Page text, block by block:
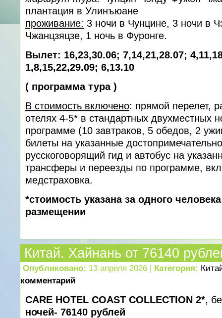
плантация в Улинъюане
проживание: 3 ночи в Чунцине, 3 ночи в
Чжанцзяцзе, 1 ночь в Фуронге.
Вылет: 16,23,30.06; 7,14,21,28.07;
1,8,15,22,29.09; 6,13.10
( программа тура)
В стоимость включено: прямой перелет,
отелях 4-5* в стандартных двухместных
программе (10 завтраков, 5 обедов, 2
билеты на указанные
русскоговорящий гид и автобус на
трансферы и переезды по программе,
медстраховка.
*стоимость указана за одного
размещении
Китай. Хайнань от 76140
Опубликовано: 13 апреля 2026 | Категория:
комментарий
CARE HOTEL COAST COLLECTION 2*,
ночей- 76140 рублей